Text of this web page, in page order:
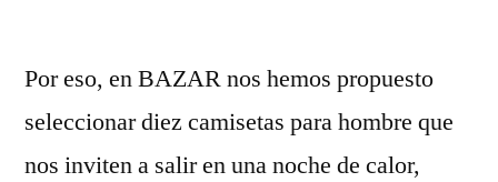
Por eso, en BAZAR nos hemos propuesto
seleccionar diez camisetas para hombre que
nos inviten a salir en una noche de calor,